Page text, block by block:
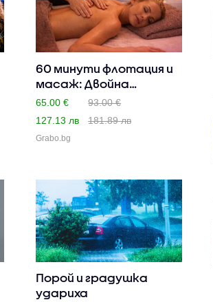
60 минути флотация и
масаж: Двойна
релаксаци..
65.00 €
93.00 €
127.13 лв
181.89 лв
Grabo.bg
Порой и градушка
удариха